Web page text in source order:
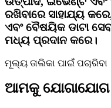
ରଖିବାରେ ସାହାଯ୍ୟ
ଏବଂ ବୈଷୟିକ ଡାଟା
ମଧ୍ୟ ପ୍ରଦାନ କରେ।
ମୂଲ୍ୟ ତାଲିକା ପାଇଁ ପଚାରିବା
ଆମକୁ